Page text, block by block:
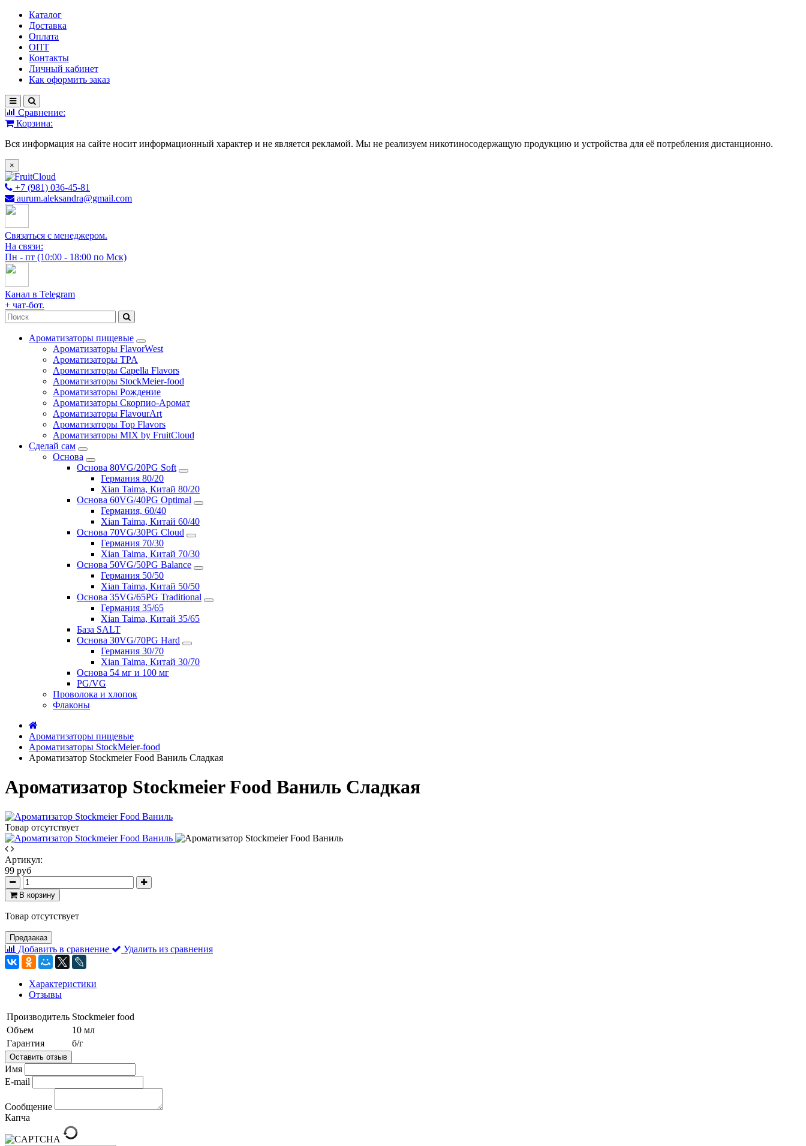
Каталог
Доставка
Оплата
ОПТ
Контакты
Личный кабинет
Как оформить заказ
Сравнение:
Корзина:
Вся информация на сайте носит информационный характер и не является рекламой. Мы не реализуем никотиносодержащую продукцию и устройства для её потребления дистанционно.
×
+7 (981) 036-45-81
aurum.aleksandra@gmail.com
Связаться с менеджером.
На связи:
Пн - пт (10:00 - 18:00 по Мск)
Канал в Telegram
+ чат-бот.
Ароматизаторы пищевые
Ароматизаторы FlavorWest
Ароматизаторы TPA
Ароматизаторы Capella Flavors
Ароматизаторы StockMeier-food
Ароматизаторы Рождение
Ароматизаторы Скорпио-Аромат
Ароматизаторы FlavourArt
Ароматизаторы Top Flavors
Ароматизаторы MIX by FruitCloud
Сделай сам
Основа
Основа 80VG/20PG Soft
Германия 80/20
Xian Taima, Китай 80/20
Основа 60VG/40PG Optimal
Германия, 60/40
Xian Taima, Китай 60/40
Основа 70VG/30PG Cloud
Германия 70/30
Xian Taima, Китай 70/30
Основа 50VG/50PG Balance
Германия 50/50
Xian Taima, Китай 50/50
Основа 35VG/65PG Traditional
Германия 35/65
Xian Taima, Китай 35/65
База SALT
Основа 30VG/70PG Hard
Германия 30/70
Xian Taima, Китай 30/70
Основа 54 мг и 100 мг
PG/VG
Проволока и хлопок
Флаконы
Ароматизаторы пищевые
Ароматизаторы StockMeier-food
Ароматизатор Stockmeier Food Ваниль Сладкая
Ароматизатор Stockmeier Food Ваниль Сладкая
Товар отсутствует
Артикул:
99 руб
В корзину
Товар отсутствует
Предзаказ
Добавить в сравнение Удалить из сравнения
Характеристики
Отзывы
Производитель Stockmeier food
Объем
10 мл
Гарантия
б/г
Оставить отзыв
Имя
E-mail
Сообщение
Капча